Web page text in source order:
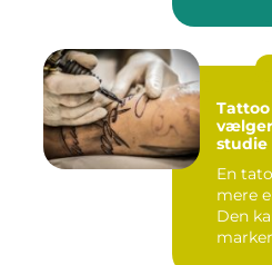
Tattoo
studie
En
mere
Den